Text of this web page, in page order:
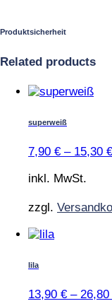
Produktsicherheit
Related products
superweiß
7,90 € – 15,30 €
inkl. MwSt.
zzgl.
Dieses
Varianten
lila
13,90 € – 26,80